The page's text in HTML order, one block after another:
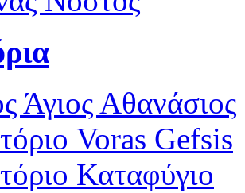
Άγιος Αθανάσιος
Voras Gefsis
Καταφύγιο